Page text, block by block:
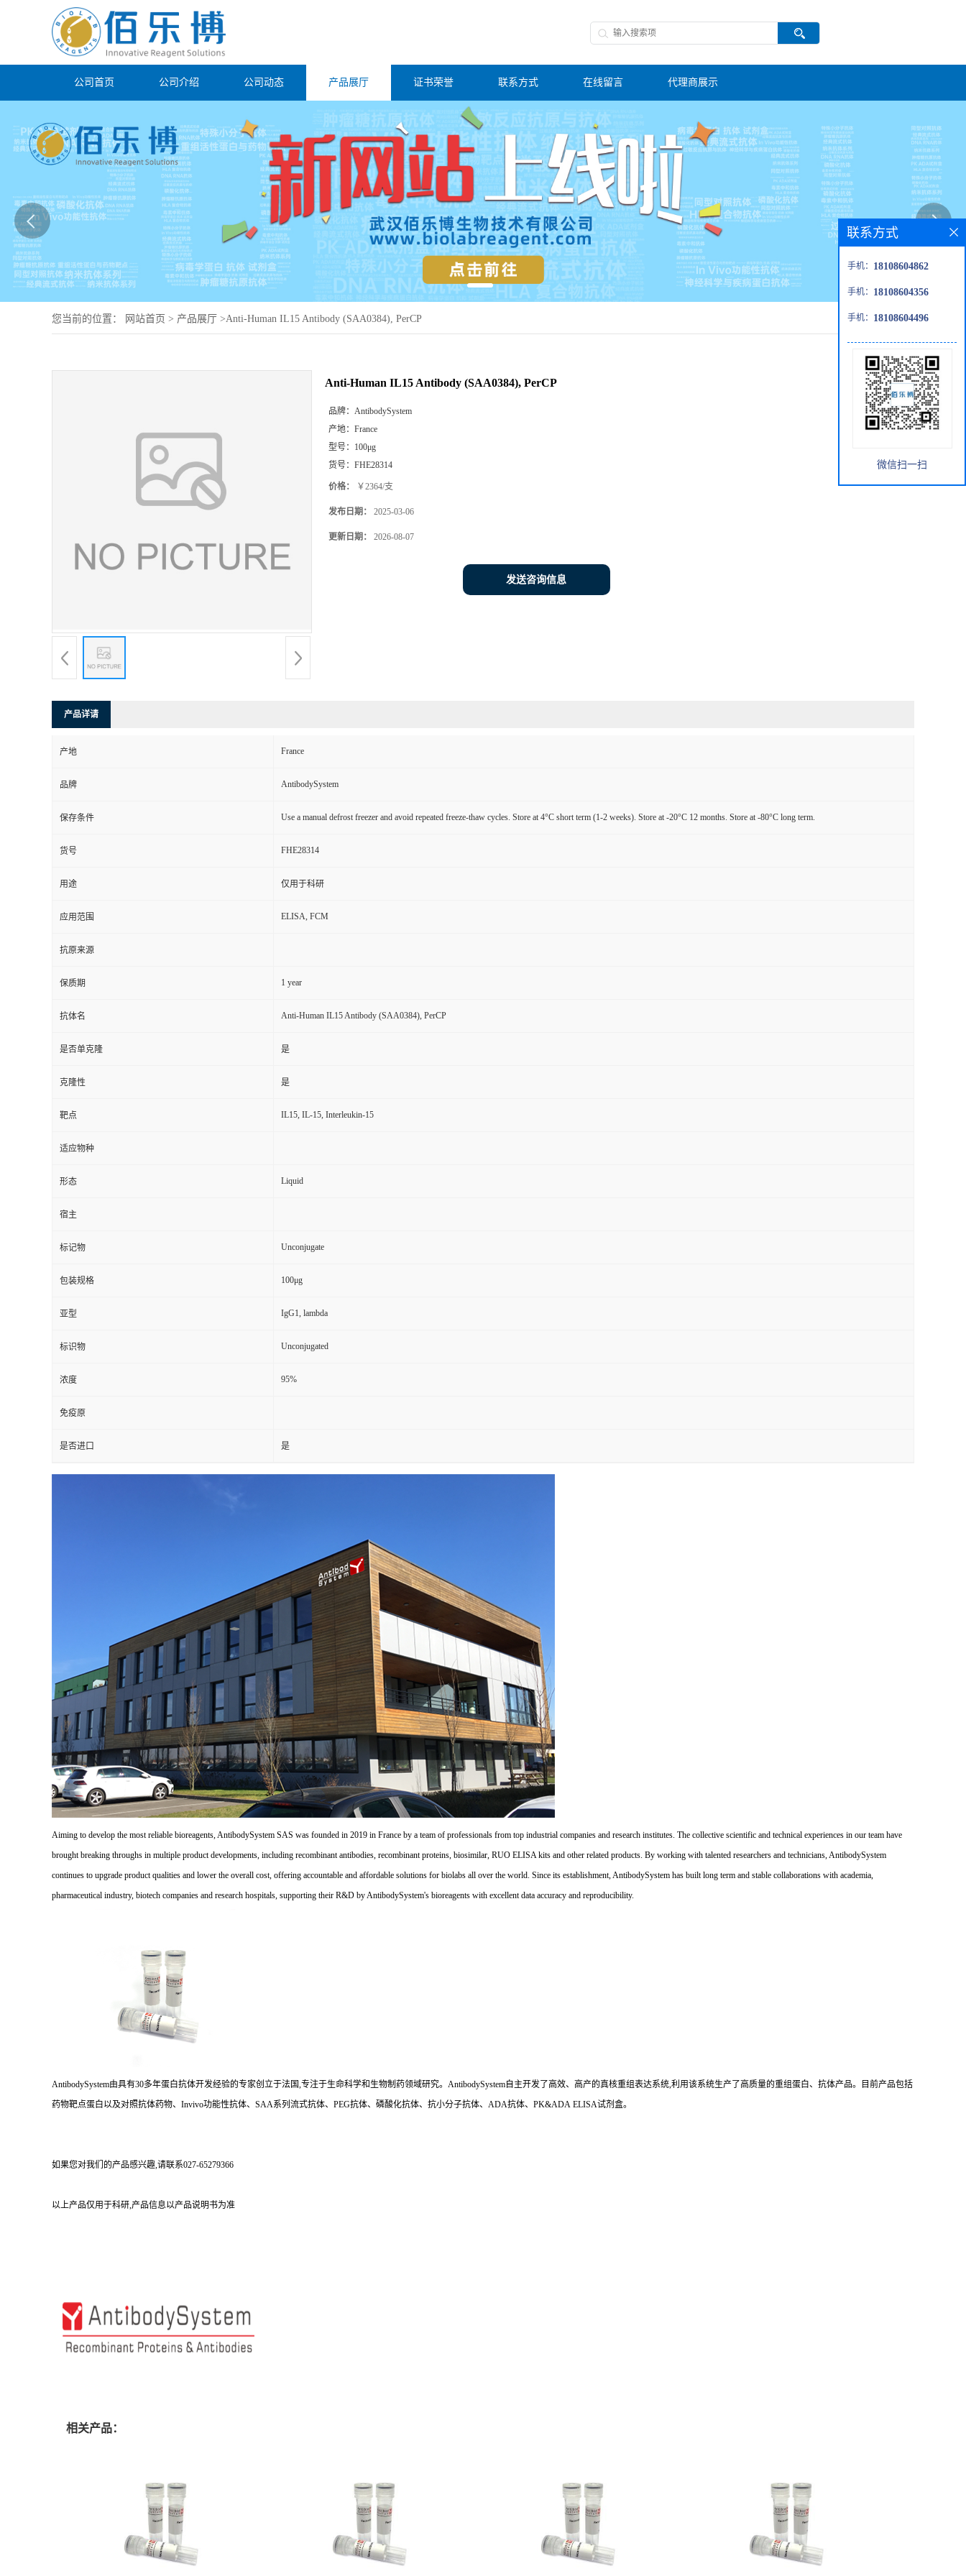
公司首页 公司介绍 公司动态 产品展厅 证书荣誉 联系方式 在线留言 代理商展示
您当前的位置： 网站首页 > 产品展厅 >Anti-Human IL15 Antibody (SAA0384), PerCP
Anti-Human IL15 Antibody (SAA0384), PerCP
品牌： AntibodySystem
产地： France
型号： 100μg
货号： FHE28314
价格： ￥2364/支
发布日期： 2025-03-06
更新日期： 2026-08-07
发送咨询信息
产品详请
产地 France
品牌 AntibodySystem
保存条件 Use a manual defrost freezer and avoid repeated freeze-thaw cycles. Store at 4°C short term (1-2 weeks). Store at -20°C 12 months. Store at -80°C long term.
货号 FHE28314
用途 仅用于科研
应用范围 ELISA, FCM
抗原来源
保质期 1 year
抗体名 Anti-Human IL15 Antibody (SAA0384), PerCP
是否单克隆 是
克隆性 是
靶点 IL15, IL-15, Interleukin-15
适应物种
形态 Liquid
宿主
标记物 Unconjugate
包装规格 100μg
亚型 IgG1, lambda
标识物 Unconjugated
浓度 95%
免疫原
是否进口 是
Aiming to develop the most reliable bioreagents, AntibodySystem SAS was founded in 2019 in France by a team of professionals from top industrial companies and research institutes. The collective scientific and technical experiences in our team have
brought breaking throughs in multiple product developments, including recombinant antibodies, recombinant proteins, biosimilar, RUO ELISA kits and other related products. By working with talented researchers and technicians, AntibodySystem
continues to upgrade product qualities and lower the overall cost, offering accountable and affordable solutions for biolabs all over the world. Since its establishment, AntibodySystem has built long term and stable collaborations with academia,
pharmaceutical industry, biotech companies and research hospitals, supporting their R&D by AntibodySystem's bioreagents with excellent data accuracy and reproducibility.
AntibodySystem由具有30多年蛋白抗体开发经验的专家创立于法国,专注于生命科学和生物制药领域研究。AntibodySystem自主开发了高效、高产的真核重组表达系统,利用该系统生产了高质量的重组蛋白、抗体产品。目前产品包括
药物靶点蛋白以及对照抗体药物、Invivo功能性抗体、SAA系列流式抗体、PEG抗体、磷酸化抗体、抗小分子抗体、ADA抗体、PK&ADA ELISA试剂盒。
如果您对我们的产品感兴趣,请联系027-65279366
以上产品仅用于科研,产品信息以产品说明书为准
相关产品：
联系方式
手机： 18108604862
手机： 18108604356
手机： 18108604496
微信扫一扫